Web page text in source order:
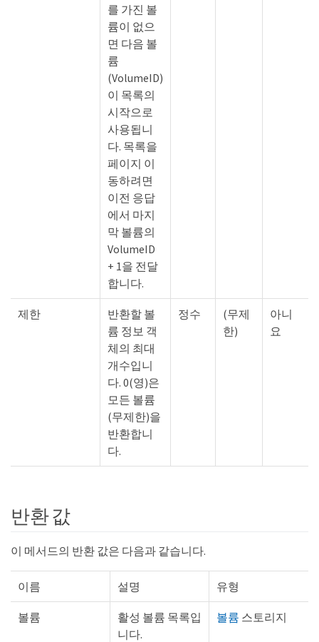
를 가진 볼
륨이 없으
면 다음 볼
륨
(VolumeID)
이 목록의
시작으로
사용됩니
다. 목록을
페이지 이
동하려면
이전 응답
에서 마지
막 볼륨의
VolumeID
+ 1을 전달
합니다.
제한
반환할 볼
륨 정보 객
체의 최대
개수입니
다. 0(영)은
모든 볼륨
(무제한)을
반환합니
다.
정수
(무제
한)
아니
요
반환 값
이 메서드의 반환 값은 다음과 같습니다.
이름 설명 유형
볼륨
활성 볼륨 목록입
니다.
볼륨 스토리지